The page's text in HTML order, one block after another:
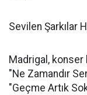
Sevilen Şarkılar
Madrigal, konser
"Ne Zamandır
"Geçme Artık